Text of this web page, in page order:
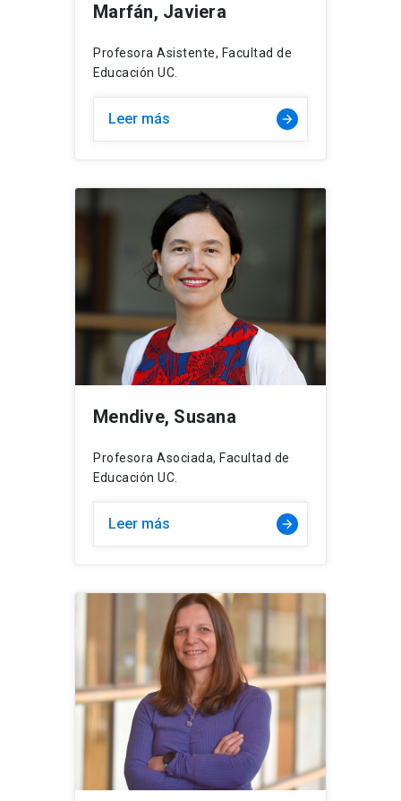
Marfán, Javiera
Profesora Asistente, Facultad de
Educación UC.
Leer más
Mendive, Susana
Profesora Asociada, Facultad de
Educación UC.
Leer más